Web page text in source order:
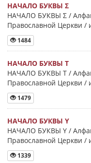
НАЧАЛО БУКВЫ Σ
НАЧАЛО БУКВЫ Σ /
Православной Церкви /
1484
НАЧАЛО БУКВЫ Τ
НАЧАЛО БУКВЫ Τ /
Православной Церкви /
1479
НАЧАЛО БУКВЫ Y
НАЧАЛО БУКВЫ Y /
Православной Церкви /
1339